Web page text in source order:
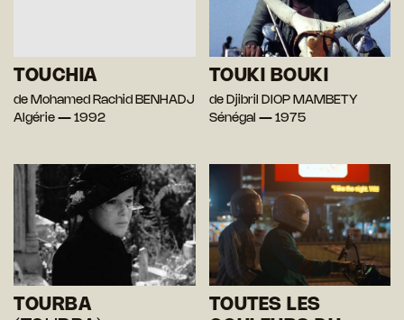
TOUCHIA
de Mohamed Rachid BENHADJ
Algérie — 1992
TOUKI BOUKI
de Djibril DIOP MAMBETY
Sénégal — 1975
TOURBA
TOUTES LES